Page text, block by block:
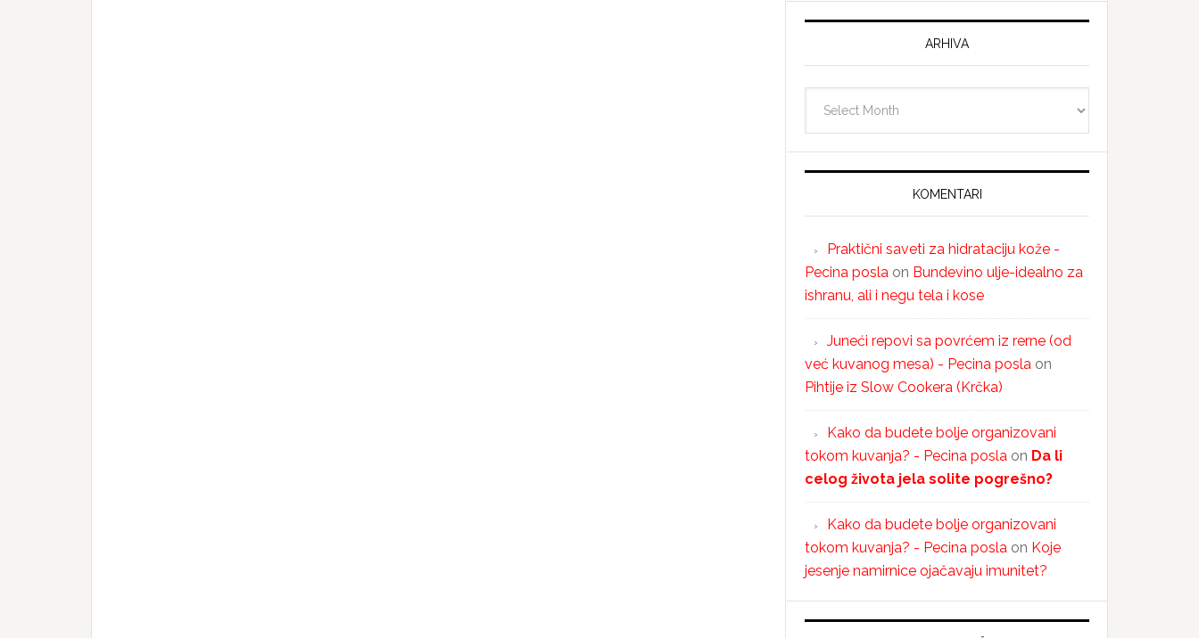
ARHIVA
KOMENTARI
Praktični saveti za hidrataciju kože -
Pecina posla on Bundevino ulje-idealno za
ishranu, ali i negu tela i kose
Juneći repovi sa povrćem iz rerne (od
već kuvanog mesa) - Pecina posla on
Pihtije iz Slow Cookera (Krčka)
Kako da budete bolje organizovani
tokom kuvanja? - Pecina posla on Da li
celog života jela solite pogrešno?
Kako da budete bolje organizovani
tokom kuvanja? - Pecina posla on Koje
jesenje namirnice ojačavaju imunitet?